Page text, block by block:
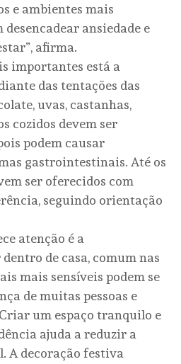
e ambientes mais
ansiedade e
afirma.
importantes está a
das tentações das
uvas, castanhas,
cozidos devem ser
podem causar
gastrointestinais. Até os
ser oferecidos com
seguindo orientação
atenção é a
de casa, comum nas
mais sensíveis podem se
de muitas pessoas e
um espaço tranquilo e
ajuda a reduzir a
A decoração festiva